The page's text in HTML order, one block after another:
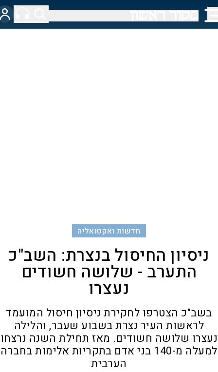
חדשות ואקטואליה
ניסיון החיסול בנצרת: השב"כ
התערב - שלושה חשודים
נעצרו
בשב"כ הצטרפו לחקירת ניסיון חיסול המועמד
לראשות העיר נצרת בשבוע שעבר, והלילה
נעצרו שלושה חשודים. מאז תחילת השנה נרצחו
למעלה מ-140 בני אדם בתקריות אלימות בחברה
הערבית